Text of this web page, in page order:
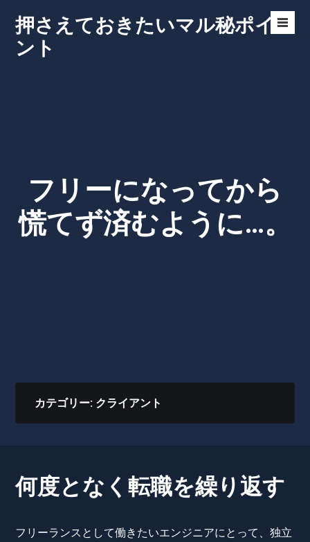
content
押さえておきたいマル秘ポイ
ント
Menu
フリーになってから
慌てず済むように…。
カテゴリー: クライアント
何度となく転職を繰り返す
フリーランスとして働きたいエンジニアにとって、独立